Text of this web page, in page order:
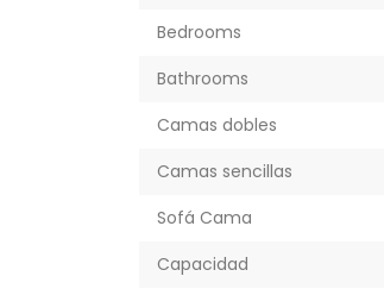
Bedrooms
Bathrooms
Camas dobles
Camas sencillas
Sofá Cama
Capacidad